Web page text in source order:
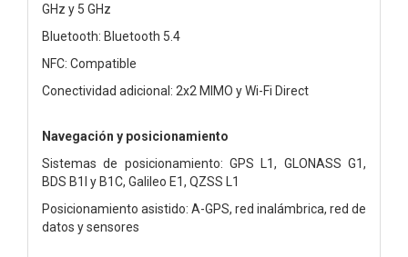
GHz y 5 GHz
Bluetooth: Bluetooth 5.4
NFC: Compatible
Conectividad adicional: 2x2 MIMO y Wi-Fi Direct
Navegación y posicionamiento
Sistemas de posicionamiento: GPS L1, GLONASS G1,
BDS B1I y B1C, Galileo E1, QZSS L1
Posicionamiento asistido: A-GPS, red inalámbrica, red de
datos y sensores